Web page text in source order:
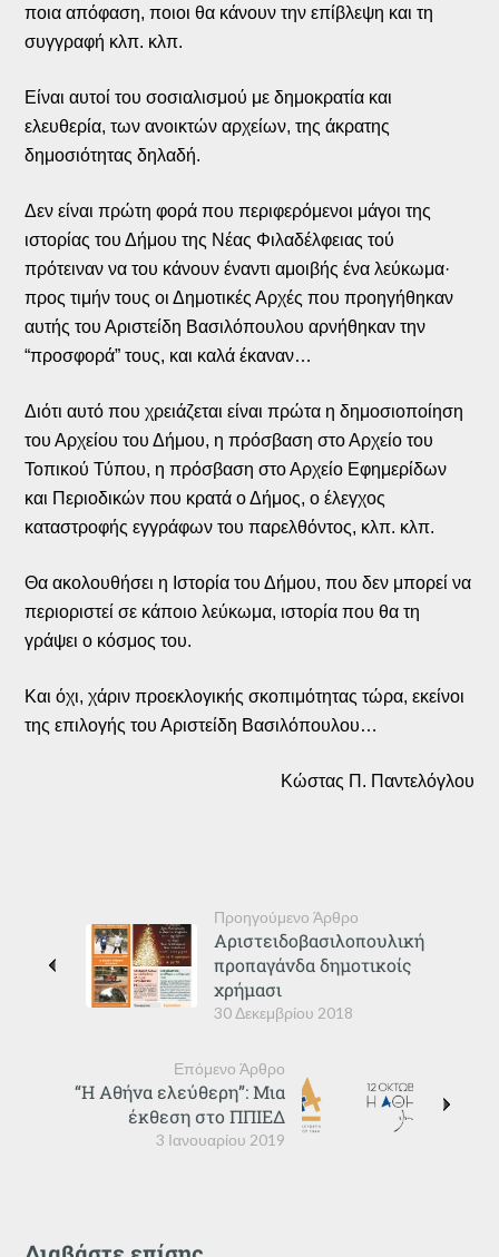
ποια απόφαση, ποιοι θα κάνουν την επίβλεψη και τη
συγγραφή κλπ. κλπ.
Είναι αυτοί του σοσιαλισμού με δημοκρατία και
ελευθερία, των ανοικτών αρχείων, της άκρατης
δημοσιότητας δηλαδή.
Δεν είναι πρώτη φορά που περιφερόμενοι μάγοι της
ιστορίας του Δήμου της Νέας Φιλαδέλφειας τού
πρότειναν να του κάνουν έναντι αμοιβής ένα λεύκωμα·
προς τιμήν τους οι Δημοτικές Αρχές που προηγήθηκαν
αυτής του Αριστείδη Βασιλόπουλου αρνήθηκαν την
“προσφορά” τους, και καλά έκαναν…
Διότι αυτό που χρειάζεται είναι πρώτα η δημοσιοποίηση
του Αρχείου του Δήμου, η πρόσβαση στο Αρχείο του
Τοπικού Τύπου, η πρόσβαση στο Αρχείο Εφημερίδων
και Περιοδικών που κρατά ο Δήμος, ο έλεγχος
καταστροφής εγγράφων του παρελθόντος, κλπ. κλπ.
Θα ακολουθήσει η Ιστορία του Δήμου, που δεν μπορεί να
περιοριστεί σε κάποιο λεύκωμα, ιστορία που θα τη
γράψει ο κόσμος του.
Και όχι, χάριν προεκλογικής σκοπιμότητας τώρα, εκείνοι
της επιλογής του Αριστείδη Βασιλόπουλου…
Κώστας Π. Παντελόγλου
Προηγούμενο Άρθρο
30 Δεκεμβρίου 2018
Αριστειδοβασιλοπουλική
προπαγάνδα δημοτικοίς
χρήμασι
Επόμενο Άρθρο
3 Ιανουαρίου 2019
“Η Αθήνα ελεύθερη”: Μια
έκθεση στο ΠΠΙΕΔ